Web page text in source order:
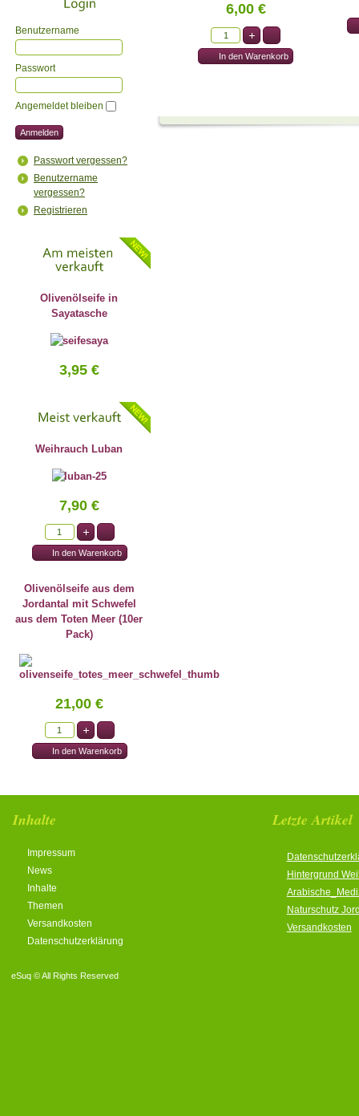
Benutzername
Passwort
Angemeldet bleiben
Passwort vergessen?
Benutzername
vergessen?
Registrieren
Olivenölseife in
Sayatasche
3,95 €
Weihrauch Luban
7,90 €
Olivenölseife aus dem
Jordantal mit Schwefel
aus dem Toten Meer (10er
Pack)
21,00 €
6,00 €
Inhalte
Impressum
News
Inhalte
Themen
Versandkosten
Datenschutzerklärung
Letzte Artikel
Hintergrund
Naturschutz
Versandkosten
eSuq © All Rights Reserved